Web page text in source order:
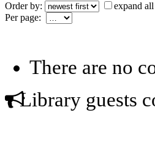
Order by:
expand all
Per page:
There are no
Library guests